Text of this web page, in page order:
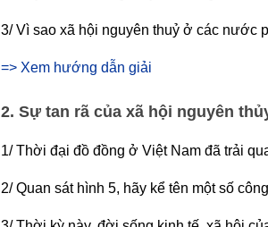
3/ Vì sao xã hội nguyên thuỷ ở các nước
=> Xem hướng dẫn giải
2. Sự tan rã của xã hội nguyên
1/ Thời đại đồ đồng ở Việt Nam đã trải
2/ Quan sát hình 5, hãy kể tên một số